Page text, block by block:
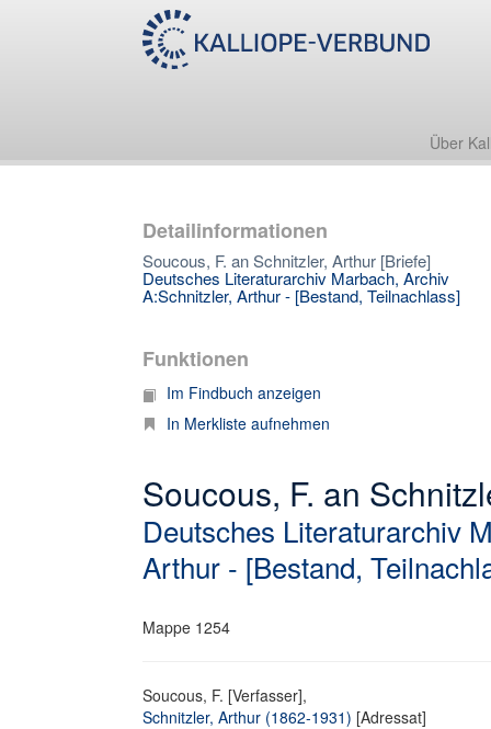
Über
Detailinformationen
Soucous, F. an Schnitzler, Arthur [Briefe]
Deutsches Literaturarchiv Marbach, Archiv
A:Schnitzler, Arthur - [Bestand, Teilnachlass]
Funktionen
Im Findbuch anzeigen
In Merkliste aufnehmen
Soucous, F. an
Deutsches Literaturarchiv
Arthur - [Bestand,
Mappe 1254
Soucous, F. [Verfasser],
Schnitzler, Arthur (1862-1931) [Adressat]